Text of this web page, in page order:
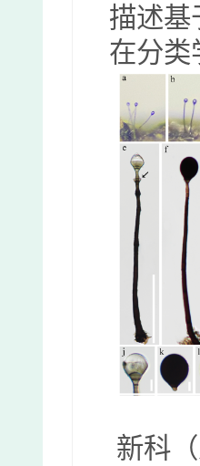
描述基
在分类
新科